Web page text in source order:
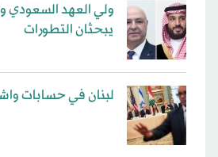
ولي العهد السعودي
يبحثان التطورات
لبنان في حسابات